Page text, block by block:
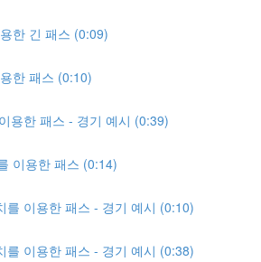
한 긴 패스 (0:09)
한 패스 (0:10)
용한 패스 - 경기 예시 (0:39)
이용한 패스 (0:14)
를 이용한 패스 - 경기 예시 (0:10)
를 이용한 패스 - 경기 예시 (0:38)